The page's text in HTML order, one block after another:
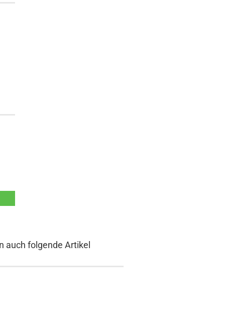
auch folgende Artikel